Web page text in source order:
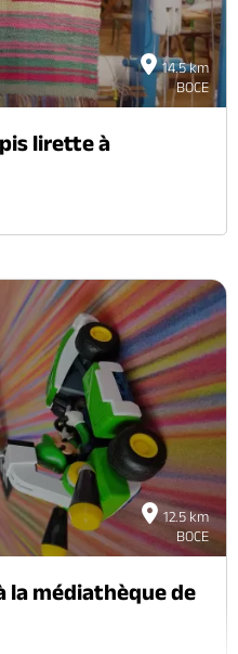
14.5 km
BOCE
lirette à
12.5 km
BOCE
la médiathèque de